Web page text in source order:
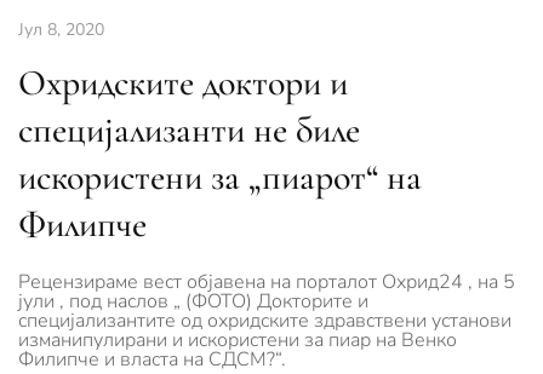
Јул 8, 2020
Охридските доктори и
специјализанти не биле
искористени за „пиарот“ на
Филипче
Рецензираме вест објавена на порталот Охрид24 , на 5
јули , под наслов „ (ФОТО) Докторите и
специјализантите од охридските здравствени установи
изманипулирани и искористени за пиар на Венко
Филипче и власта на СДСМ?“.